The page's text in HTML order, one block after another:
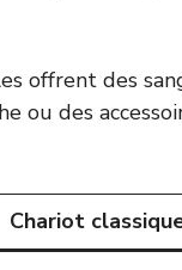
offrent des
ou des
Chariot